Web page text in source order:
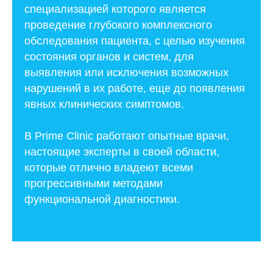
специализацией которого является
проведение глубокого комплексного
обследования пациента, с целью изучения
состояния органов и систем, для
выявления или исключения возможных
нарушений в их работе, еще до появления
явных клинических симптомов.
В Prime Clinic работают опытные врачи,
настоящие эксперты в своей области,
которые отлично владеют всеми
прогрессивными методами
функциональной диагностики.